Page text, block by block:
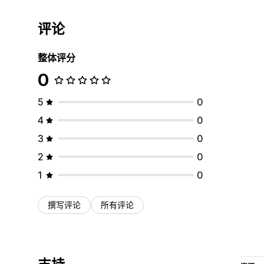
评论
整体评分
0
5
0
4
0
3
0
2
0
1
0
撰写评论 所有评论